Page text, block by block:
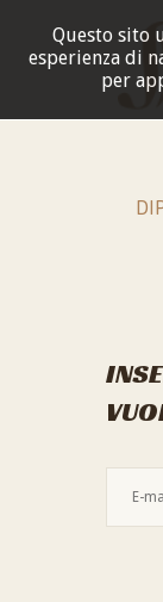
Questo sito
esperienza di
per